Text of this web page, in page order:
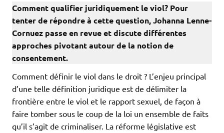
Comment qualifier juridiquement le viol? Pour
tenter de répondre à cette question, Johanna Lenne-
Cornuez passe en revue et discute différentes
approches pivotant autour de la notion de
consentement.
Comment définir le viol dans le droit ? L’enjeu principal
d’une telle définition juridique est de délimiter la
frontière entre le viol et le rapport sexuel, de façon à
faire tomber sous le coup de la loi un ensemble de faits
qu’il s’agit de criminaliser. La réforme législative est